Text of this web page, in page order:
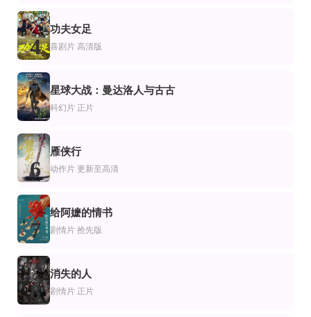
正片
比比档案
本雅明·内塔尼亚胡
HD中字
七品芝麻官
牛得草,吴碧波,唐喜成
第12期 完结
大唐诗人传
两个人的山林
乔涵,李嘉桐
奇遇HDTS预览版
贾冰,王皓,李梦,郑合惠子,杨皓宇,翟子路,于洋,费启鸣,李乃文,马旭东,邓帅,李治
盲鬼
阿利克斯·维拉雷特,林赛·西雷拉,凯西·格拉夫
4
功夫女足
喜剧片 高清版
5
星球大战：曼达洛人与古古
科幻片 正片
6
雁侠行
动作片 更新至高清
7
给阿嬷的情书
剧情片 抢先版
8
消失的人
剧情片 正片